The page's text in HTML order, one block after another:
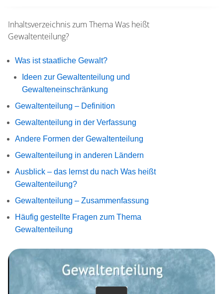
Inhaltsverzeichnis zum ThemaWas heißt
Gewaltenteilung?
Was ist staatliche Gewalt?
Ideen zur Gewaltenteilung und
Gewalteneinschränkung
Gewaltenteilung – Definition
Gewaltenteilung in der Verfassung
Andere Formen der Gewaltenteilung
Gewaltenteilung in anderen Ländern
Ausblick – das lernst du nach Was heißt
Gewaltenteilung?
Gewaltenteilung – Zusammenfassung
Häufig gestellte Fragen zum Thema
Gewaltenteilung